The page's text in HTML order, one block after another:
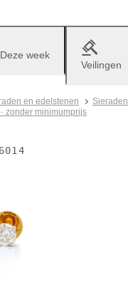
Deze week
Veilingen
en edelstenen Sieraden
zonder minimumprijs